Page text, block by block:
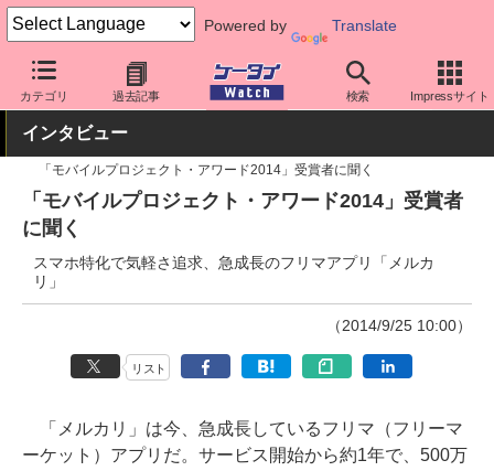
Powered by Translate
カテゴリ 過去記事 検索 Impressサイト
ケータイ Watch OS iPhone (iOS) アプリ・サービス
インタビュー
「モバイルプロジェクト・アワード2014」受賞者に聞く
「モバイルプロジェクト・アワード2014」受賞者
に聞く
スマホ特化で気軽さ追求、急成長のフリマアプリ「メルカ
リ」
（2014/9/25 10:00）
リスト
「メルカリ」は今、急成長しているフリマ（フリーマ
ーケット）アプリだ。サービス開始から約1年で、500万